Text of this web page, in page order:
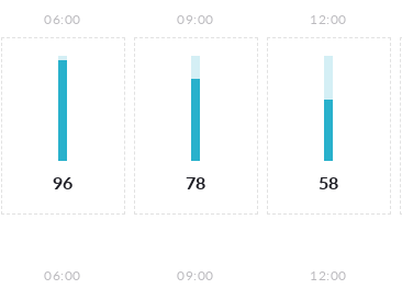
06:00
96
09:00
78
12:00
58
06:00 09:00 12:00